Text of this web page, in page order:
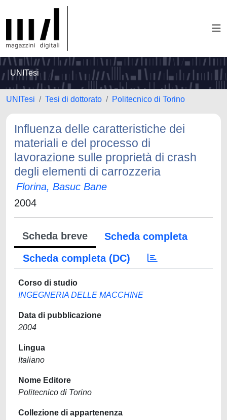
UNITesi
UNITesi Tesi di dottorato Politecnico di Torino
Influenza delle caratteristiche dei
materiali e del processo di
lavorazione sulle proprietà di crash
degli elementi di carrozzeria
Florina, Basuc Bane
2004
Scheda breve
Scheda completa
Scheda completa (DC)
Corso di studio
INGEGNERIA DELLE MACCHINE
Data di pubblicazione
2004
Lingua
Italiano
Nome Editore
Politecnico di Torino
Collezione di appartenenza